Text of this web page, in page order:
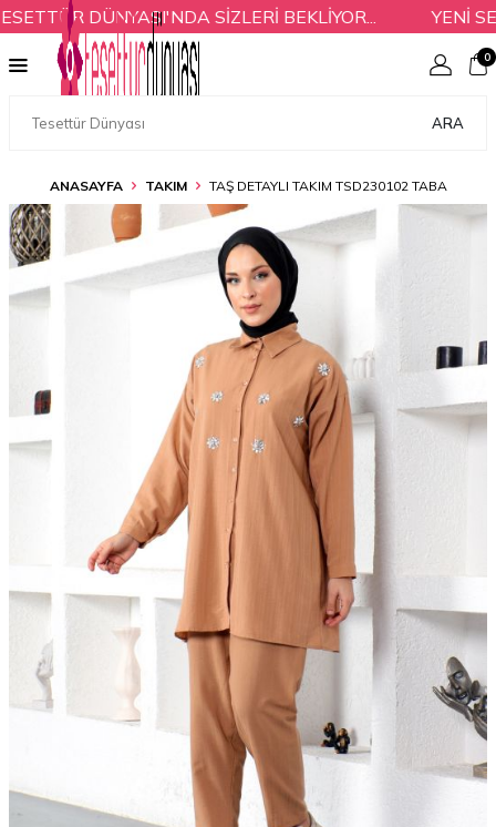
DÜNYASI'NDA SİZLERİ BEKLİYOR... YENİ
ARA
0
ANASAYFA TAKIM TAŞ DETAYLI TAKIM TSD230102 TABA